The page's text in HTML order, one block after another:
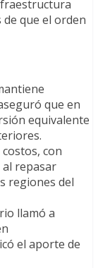
que el orden
que en
equivalente
con
al repasar
regiones del
llamó a
el aporte de